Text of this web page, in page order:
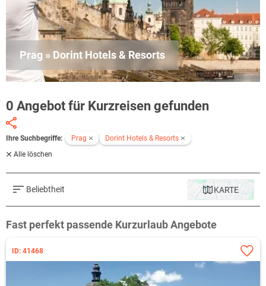
Prag » Dorint Hotels & Resorts
0 Angebot für Kurzreisen gefunden
Ihre Suchbegriffe: Prag
Dorint Hotels & Resorts
Alle löschen
Beliebtheit KARTE
Fast perfekt passende Kurzurlaub Angebote
ID: 41468